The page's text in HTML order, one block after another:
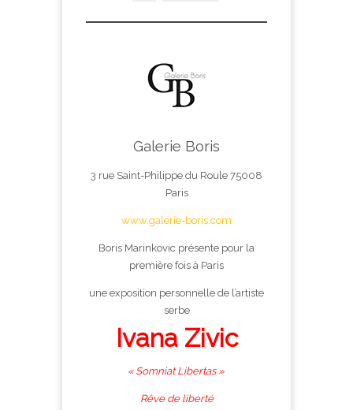
Galerie Boris
3 rue Saint-Philippe du Roule 75008
Paris
www.galerie-boris.com
Boris Marinkovic présente pour la
première fois à Paris
une exposition personnelle de l’artiste
serbe
Ivana Zivic
« Somniat Libertas »
Rêve de liberté